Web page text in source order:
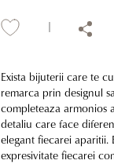
Exista bijuterii care te
remarca prin designul
completeaza armonios
detaliu care face
elegant fiecarei aparitii.
expresivitate fiecarei